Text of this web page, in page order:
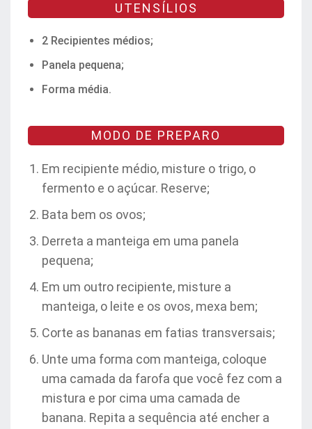
UTENSÍLIOS
2 Recipientes médios;
Panela pequena;
Forma média.
MODO DE PREPARO
Em recipiente médio, misture o trigo, o
fermento e o açúcar. Reserve;
Bata bem os ovos;
Derreta a manteiga em uma panela
pequena;
Em um outro recipiente, misture a
manteiga, o leite e os ovos, mexa bem;
Corte as bananas em fatias transversais;
Unte uma forma com manteiga, coloque
uma camada da farofa que você fez com a
mistura e por cima uma camada de
banana. Repita a sequência até encher a